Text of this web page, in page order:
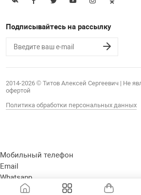
Подписывайтесь на рассылку
2014-2026 © Титов Алексей Сергеевич | Не
офертой
Политика обработки персональных данных
Мобильный телефон
Email
Whatsapp
Whatsapp